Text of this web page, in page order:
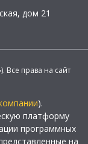
дом 21
Все права на сайт
).
платформу
программных
на